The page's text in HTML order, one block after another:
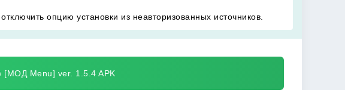
опцию установки из неавторизованных источников.
[МОД Menu] ver. 1.5.4 APK